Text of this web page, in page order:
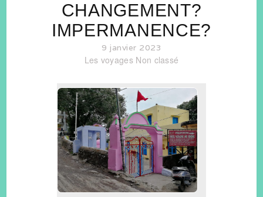
CHANGEMENT?
IMPERMANENCE?
9 janvier 2023
Les voyages Non classé